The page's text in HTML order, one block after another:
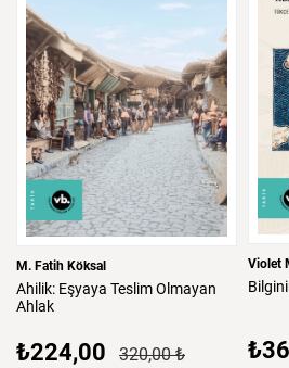
M. Fatih Köksal
Ahilik: Eşyaya TeslimOlmayan
Ahlak
₺224,00 320,00 ₺
Violet